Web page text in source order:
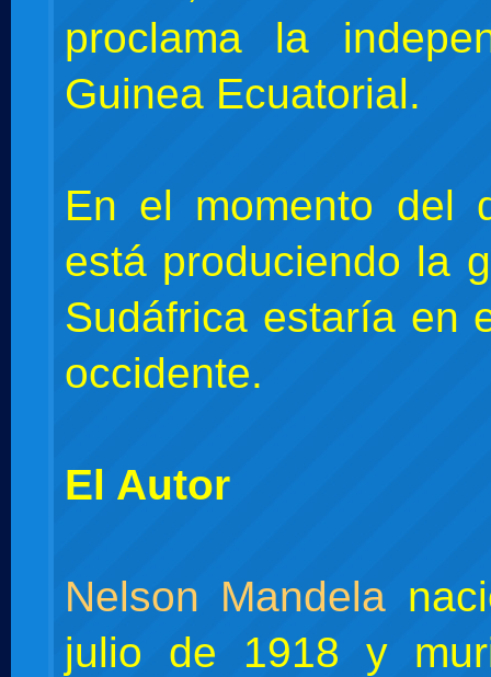
proclama la
Guinea Ecuatorial.
En el momento del
está produciendo la
Sudáfrica estaría en
occidente.
El Autor
Nelson Mandela
julio de 1918 y